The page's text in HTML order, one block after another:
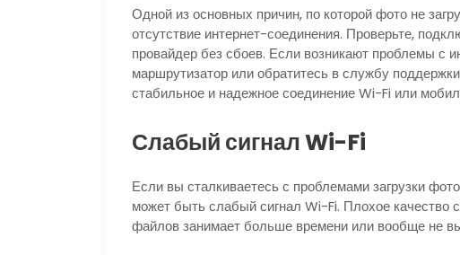
Одной из основных причин, по которой фото не
отсутствие интернет-соединения. Проверьте,
провайдер без сбоев. Если возникают проблемы с
маршрутизатор или обратитесь в службу
стабильное и надежное соединение Wi-Fi или
Слабый сигнал Wi-Fi
Если вы сталкиваетесь с проблемами загрузки
может быть слабый сигнал Wi-Fi. Плохое качество
файлов занимает больше времени или вообще не